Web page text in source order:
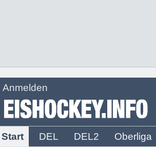
Anmelden
Start DEL DEL2 Oberliga